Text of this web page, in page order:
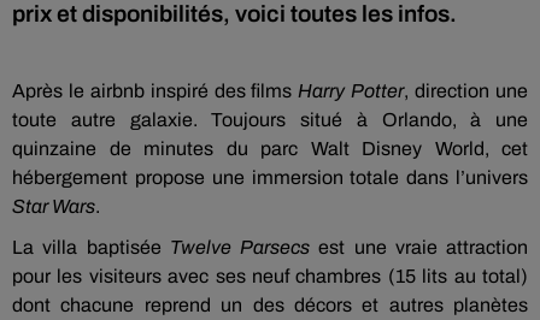
prix et disponibilités, voici toutes les infos.
Après le airbnb inspiré des films Harry Potter, direction une
toute autre galaxie. Toujours situé à Orlando, à une
quinzaine de minutes du parc Walt Disney World, cet
hébergement propose une immersion totale dans l’univers
Star Wars.
La villa baptisée Twelve Parsecs est une vraie attraction
pour les visiteurs avec ses neuf chambres (15 lits au total)
dont chacune reprend un des décors et autres planètes